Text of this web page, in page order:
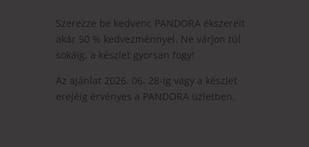
Szerezze be kedvenc PANDORA ékszereit
akár 50 % kedvezménnyel. Ne várjon túl
sokáig, a készlet gyorsan fogy!
Az ajánlat 2026. 06. 28-ig vagy a készlet
erejéig érvényes a PANDORA üzletben.